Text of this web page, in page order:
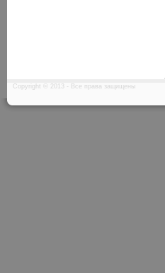
Copyright © 2013 - Все права защищены